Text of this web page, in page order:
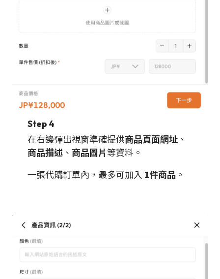
Step 4
在右邊彈出視窗準確提供商品頁面網址 、
商品描述 、 商品圖片 等資料。
一張代購訂單內，最多可加入 1件商品 。